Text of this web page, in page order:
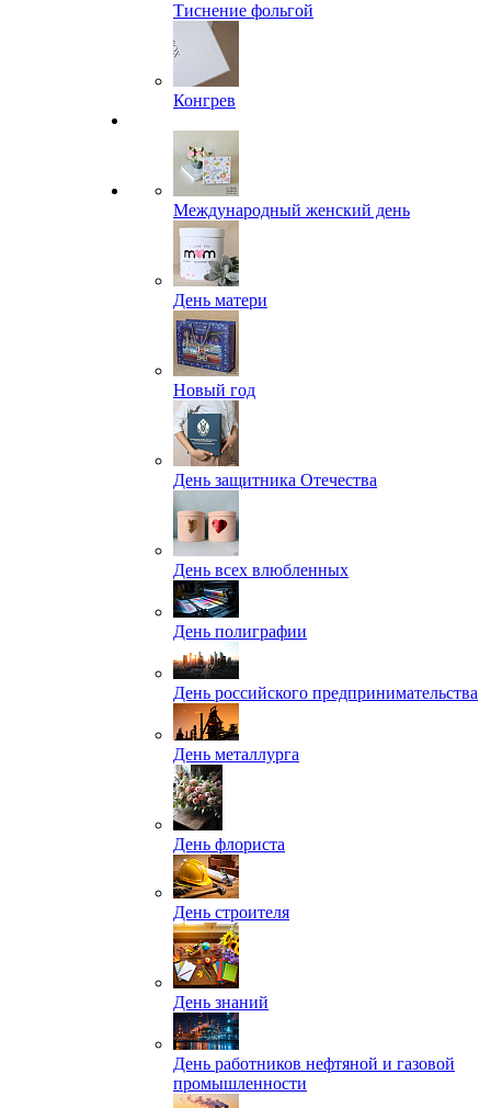
Тиснение фольгой
Конгрев
Международный женский день
День матери
Новый год
День защитника Отечества
День всех влюбленных
День полиграфии
День российского предпринимательства
День металлурга
День флориста
День строителя
День знаний
День работников нефтяной и газовой
промышленности